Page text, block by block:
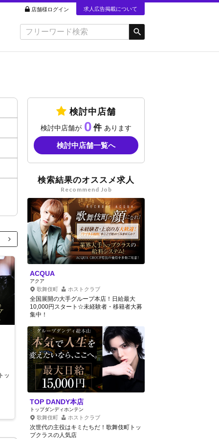
店舗様ログイン 求人広告掲載について
ッ
積 極採用中
ACQUA
アクア
歌舞伎町
ホストクラブ
人生を変える転機です！君も伝説の一員と
検討中店舗
検討中店舗が 0 あります
検討中店舗一覧へ
検索結果のオススメ求人
ACQUA
アクア
歌舞伎町 ホストクラブ
全国展開の大手グループ本店！日給最大
10,000円スタート☆未経験者・移籍者大募
集中！
TOP DANDY本店
トップダンディホンテン
歌舞伎町 ホストクラブ
次世代の主役はキミたちだ！歌舞伎町トッ
プクラスの人気店